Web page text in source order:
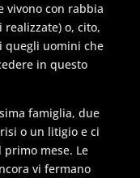
vivono con rabbia
o, cito,
quegli uomini che
in questo
famiglia, due
o un litigio e ci
primo mese. Le
vi fermano